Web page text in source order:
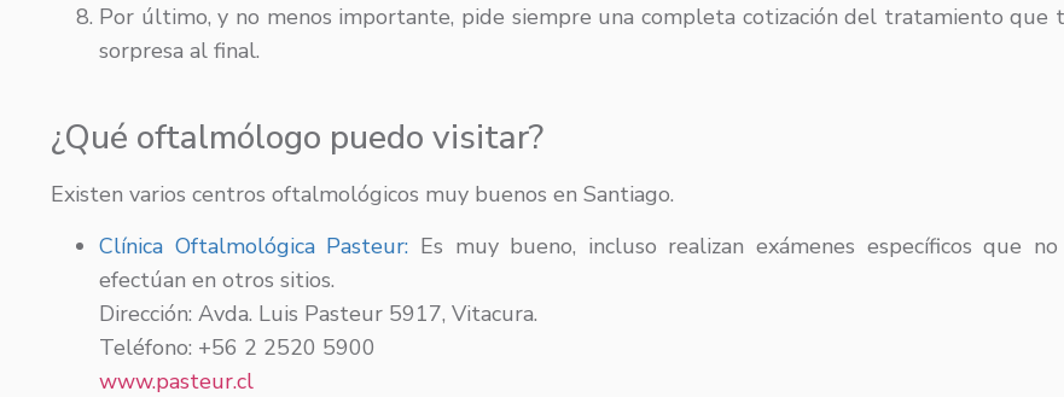
Por último, y no menos importante, pide siempre una completa cotización del tratamiento que
sorpresa al final.
¿Qué oftalmólogo puedo visitar?
Existen varios centros oftalmológicos muy buenos en Santiago.
Clínica Oftalmológica Pasteur: Es muy bueno, incluso realizan exámenes específicos que no
efectúan en otros sitios.
Dirección: Avda. Luis Pasteur 5917, Vitacura.
Teléfono: +56 2 2520 5900
www.pasteur.cl